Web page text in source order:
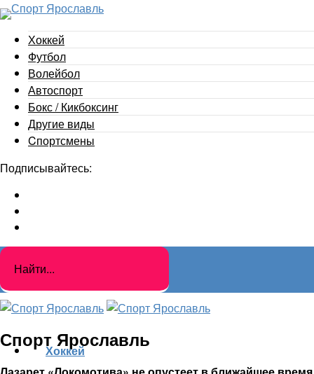
Хоккей
Футбол
Волейбол
Автоспорт
Бокс / Кикбоксинг
Другие виды
Cпортсмены
Подписывайтесь:
Спорт Ярославль
Хоккей